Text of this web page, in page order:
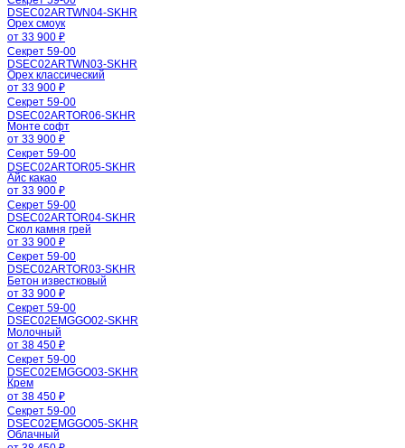
DSEC02ARTWN04-SKHR
Орех смоук
от 33 900 ₽
Секрет 59-00
DSEC02ARTWN03-SKHR
Орех классический
от 33 900 ₽
Секрет 59-00
DSEC02ARTOR06-SKHR
Монте софт
от 33 900 ₽
Секрет 59-00
DSEC02ARTOR05-SKHR
Айс какао
от 33 900 ₽
Секрет 59-00
DSEC02ARTOR04-SKHR
Скол камня грей
от 33 900 ₽
Секрет 59-00
DSEC02ARTOR03-SKHR
Бетон известковый
от 33 900 ₽
Секрет 59-00
DSEC02EMGGO02-SKHR
Молочный
от 38 450 ₽
Секрет 59-00
DSEC02EMGGO03-SKHR
Крем
от 38 450 ₽
Секрет 59-00
DSEC02EMGGO05-SKHR
Облачный